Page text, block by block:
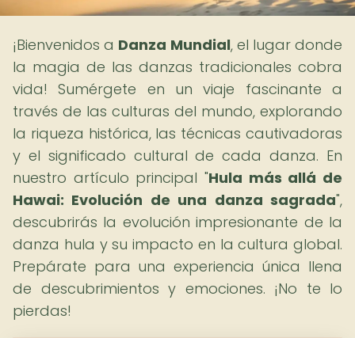
¡Bienvenidos a Danza Mundial, el lugar donde
la magia de las danzas tradicionales cobra
vida! Sumérgete en un viaje fascinante a
través de las culturas del mundo, explorando
la riqueza histórica, las técnicas cautivadoras
y el significado cultural de cada danza. En
nuestro artículo principal "Hula más allá de
Hawai: Evolución de una danza sagrada",
descubrirás la evolución impresionante de la
danza hula y su impacto en la cultura global.
Prepárate para una experiencia única llena
de descubrimientos y emociones. ¡No te lo
pierdas!